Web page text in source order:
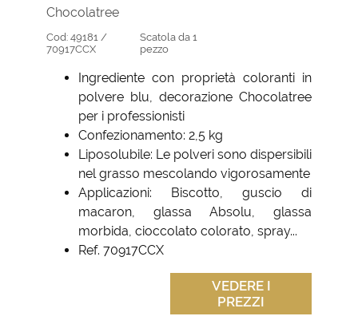
Chocolatree
Cod: 49181 /
70917CCX
Scatola da 1
pezzo
Ingrediente con proprietà coloranti in
polvere blu, decorazione Chocolatree
per i professionisti
Confezionamento: 2,5 kg
Liposolubile: Le polveri sono dispersibili
nel grasso mescolando vigorosamente
Applicazioni: Biscotto, guscio di
macaron, glassa Absolu, glassa
morbida, cioccolato colorato, spray...
Ref. 70917CCX
VEDERE I
PREZZI